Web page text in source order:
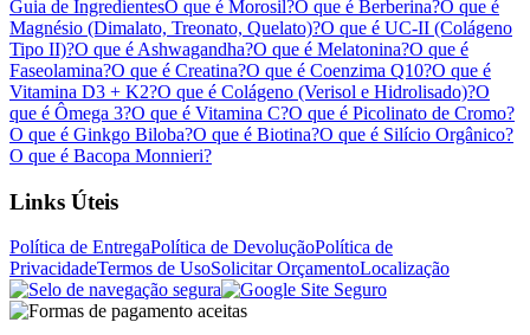
Guia de IngredientesO que é Morosil?O que é Berberina?O que é
Magnésio (Dimalato, Treonato, Quelato)?O que é UC-II (Colágeno
Tipo II)?O que é Ashwagandha?O que é Melatonina?O que é
Faseolamina?O que é Creatina?O que é Coenzima Q10?O que é
Vitamina D3 + K2?O que é Colágeno (Verisol e Hidrolisado)?O
que é Ômega 3?O que é Vitamina C?O que é Picolinato de Cromo?
O que é Ginkgo Biloba?O que é Biotina?O que é Silício Orgânico?
O que é Bacopa Monnieri?
Links Úteis
Política de EntregaPolítica de DevoluçãoPolítica de
PrivacidadeTermos de UsoSolicitar OrçamentoLocalização